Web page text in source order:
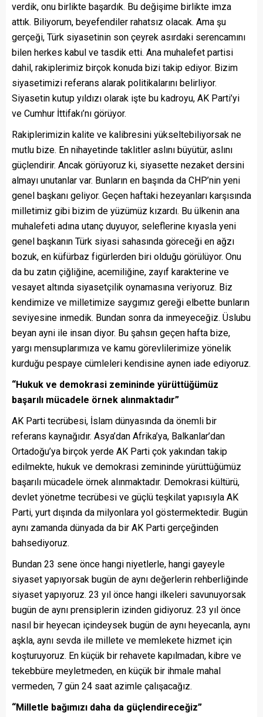
verdik, onu birlikte başardık. Bu değişime birlikte imza
attık. Biliyorum, beyefendiler rahatsız olacak. Ama şu
gerçeği, Türk siyasetinin son çeyrek asırdaki serencamını
bilen herkes kabul ve tasdik etti. Ana muhalefet partisi
dahil, rakiplerimiz birçok konuda bizi takip ediyor. Bizim
siyasetimizi referans alarak politikalarını belirliyor.
Siyasetin kutup yıldızı olarak işte bu kadroyu, AK Parti’yi
ve Cumhur İttifakı’nı görüyor.
Rakiplerimizin kalite ve kalibresini yükseltebiliyorsak ne
mutlu bize. En nihayetinde taklitler aslını büyütür, aslını
güçlendirir. Ancak görüyoruz ki, siyasette nezaket dersini
almayı unutanlar var. Bunların en başında da CHP’nin yeni
genel başkanı geliyor. Geçen haftaki hezeyanları karşısında
milletimiz gibi bizim de yüzümüz kızardı. Bu ülkenin ana
muhalefeti adına utanç duyuyor, seleflerine kıyasla yeni
genel başkanın Türk siyasi sahasında göreceği en ağzı
bozuk, en küfürbaz figürlerden biri olduğu görülüyor. Onu
da bu zatın çiğliğine, acemiliğine, zayıf karakterine ve
vesayet altında siyasetçilik oynamasına veriyoruz. Biz
kendimize ve milletimize saygımız gereği elbette bunların
seviyesine inmedik. Bundan sonra da inmeyeceğiz. Üslubu
beyan ayni ile insan diyor. Bu şahsın geçen hafta bize,
yargı mensuplarımıza ve kamu görevlilerimize yönelik
kurduğu pespaye cümleleri kendisine aynen iade ediyoruz.
“Hukuk ve demokrasi zemininde yürüttüğümüz
başarılı mücadele örnek alınmaktadır”
AK Parti tecrübesi, İslam dünyasında da önemli bir
referans kaynağıdır. Asya’dan Afrika’ya, Balkanlar’dan
Ortadoğu’ya birçok yerde AK Parti çok yakından takip
edilmekte, hukuk ve demokrasi zemininde yürüttüğümüz
başarılı mücadele örnek alınmaktadır. Demokrasi kültürü,
devlet yönetme tecrübesi ve güçlü teşkilat yapısıyla AK
Parti, yurt dışında da milyonlara yol göstermektedir. Bugün
aynı zamanda dünyada da bir AK Parti gerçeğinden
bahsediyoruz.
Bundan 23 sene önce hangi niyetlerle, hangi gayeyle
siyaset yapıyorsak bugün de aynı değerlerin rehberliğinde
siyaset yapıyoruz. 23 yıl önce hangi ilkeleri savunuyorsak
bugün de aynı prensiplerin izinden gidiyoruz. 23 yıl önce
nasıl bir heyecan içindeysek bugün de aynı heyecanla, aynı
aşkla, aynı sevda ile millete ve memlekete hizmet için
koşturuyoruz. En küçük bir rehavete kapılmadan, kibre ve
tekebbüre meyletmeden, en küçük bir ihmale mahal
vermeden, 7 gün 24 saat azimle çalışacağız.
“Milletle bağımızı daha da güçlendireceğiz”